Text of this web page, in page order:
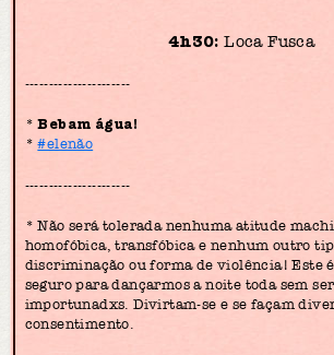
4h30:Loca Fusca
----------------------
*Bebam água!
*#elenão
----------------------
* Não será tolerada nenhuma atitude
homofóbica, transfóbica e nenhum outro
discriminação ou forma de violência! Este
seguro para dançarmos a noite toda sem
importunadxs. Divirtam-se e se façam
consentimento.